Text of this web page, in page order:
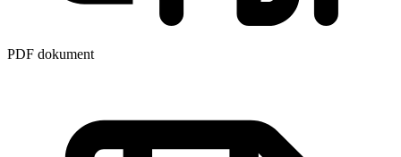
PDF dokument